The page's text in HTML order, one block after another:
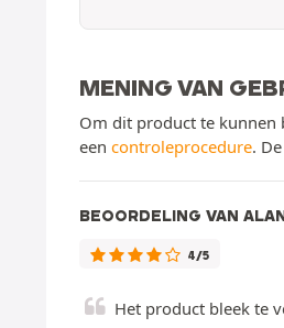
MENING VAN
Om dit product te kunnen
een controleprocedure.
BEOORDELING VAN
4/5
Het product bleek te